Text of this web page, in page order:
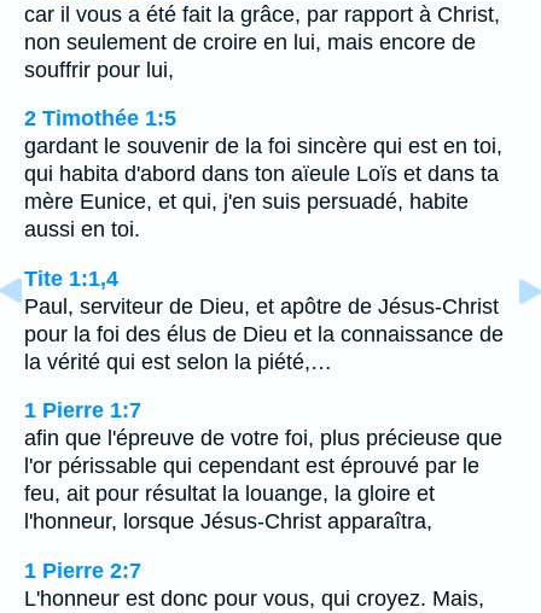
car il vous a été fait la grâce, par rapport à Christ,
non seulement de croire en lui, mais encore de
souffrir pour lui,
2 Timothée 1:5
gardant le souvenir de la foi sincère qui est en toi,
qui habita d'abord dans ton aïeule Loïs et dans ta
mère Eunice, et qui, j'en suis persuadé, habite
aussi en toi.
Tite 1:1,4
Paul, serviteur de Dieu, et apôtre de Jésus-Christ
pour la foi des élus de Dieu et la connaissance de
la vérité qui est selon la piété,…
1 Pierre 1:7
afin que l'épreuve de votre foi, plus précieuse que
l'or périssable qui cependant est éprouvé par le
feu, ait pour résultat la louange, la gloire et
l'honneur, lorsque Jésus-Christ apparaîtra,
1 Pierre 2:7
L'honneur est donc pour vous, qui croyez. Mais,